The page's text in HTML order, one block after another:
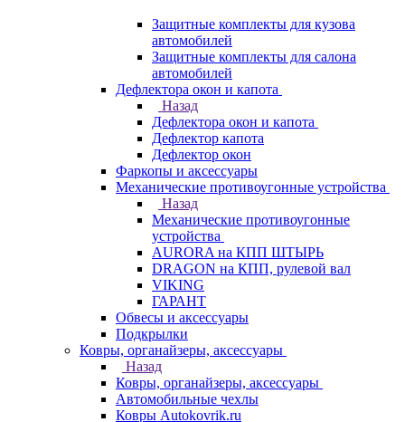
Защитные комплекты для кузова
автомобилей
Защитные комплекты для салона
автомобилей
Дефлектора окон и капота
Назад
Дефлектора окон и капота
Дефлектор капота
Дефлектор окон
Фаркопы и аксессуары
Механические противоугонные устройства
Назад
Механические противоугонные
устройства
AURORA на КПП ШТЫРЬ
DRAGON на КПП, рулевой вал
VIKING
ГАРАНТ
Обвесы и аксессуары
Подкрылки
Ковры, органайзеры, аксессуары
Назад
Ковры, органайзеры, аксессуары
Автомобильные чехлы
Ковры Autokovrik.ru